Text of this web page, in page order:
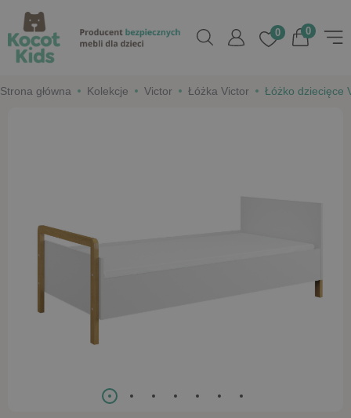
0
0
Strona główna Kolekcje Victor Łóżka Victor Łóżko dziecięce